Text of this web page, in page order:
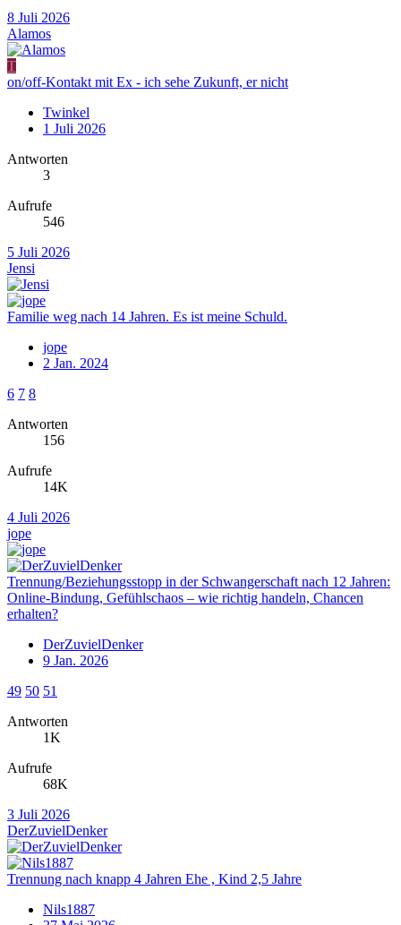
8 Juli 2026
Alamos
T
on/off-Kontakt mit Ex - ich sehe Zukunft, er nicht
Twinkel
1 Juli 2026
Antworten
3
Aufrufe
546
5 Juli 2026
Jensi
Familie weg nach 14 Jahren. Es ist meine Schuld.
jope
2 Jan. 2024
6 7 8
Antworten
156
Aufrufe
14K
4 Juli 2026
jope
Trennung/Beziehungsstopp in der Schwangerschaft nach 12 Jahren:
Online-Bindung, Gefühlschaos – wie richtig handeln, Chancen
erhalten?
DerZuvielDenker
9 Jan. 2026
49 50 51
Antworten
1K
Aufrufe
68K
3 Juli 2026
DerZuvielDenker
Trennung nach knapp 4 Jahren Ehe , Kind 2,5 Jahre
Nils1887